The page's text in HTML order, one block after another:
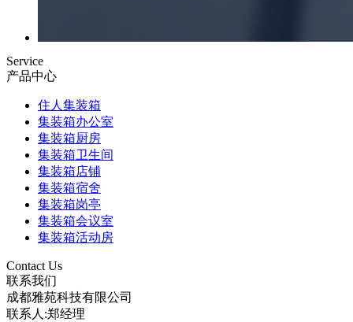
Service
产品中心
住人集装箱
集装箱办公室
集装箱厨房
集装箱卫生间
集装箱店铺
集装箱宿舍
集装箱岗亭
集装箱会议室
集装箱活动房
Contact Us
联系我们
成都雅苑科技有限公司
联系人:郑经理